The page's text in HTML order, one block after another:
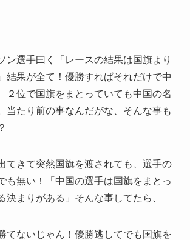
ン選手曰く「レースの結果は国旗より
結果が全て！優勝すればそれだけで中
２位で国旗をまとっていても中国の名
当たり前の事なんだがな、そんな事も
てきて突然国旗を渡されても、選手の
も無い！「中国の選手は国旗をまとっ
決まりがある」そんな事してたら、
てないじゃん！優勝逃してでも国旗を